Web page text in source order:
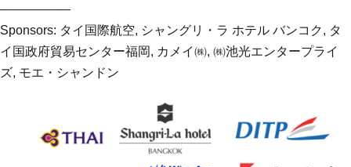
––––––––––
Sponsors: タイ国際航空, シャングリ・ラ ホテル バンコク, タ
イ国政府貿易センター福岡, カメイ㈱, ㈱池光エンタープライ
ズ, モエ・シャンドン